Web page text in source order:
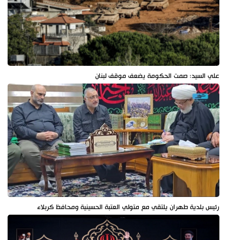
علي السيد: صمت الحكومة يضعف موقف لبنان
رئيس بلدية طهران يلتقي مع متولي العتبة الحسينية ومحافظ كربلاء